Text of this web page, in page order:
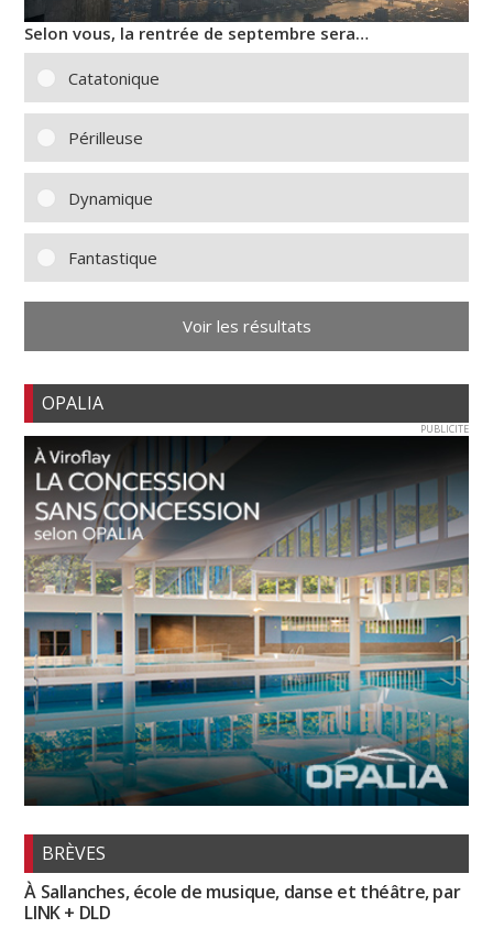
Selon vous, la rentrée de septembre sera…
Catatonique
Périlleuse
Dynamique
Fantastique
Voir les résultats
OPALIA
PUBLICITE
BRÈVES
À Sallanches, école de musique, danse et théâtre, par
LINK + DLD